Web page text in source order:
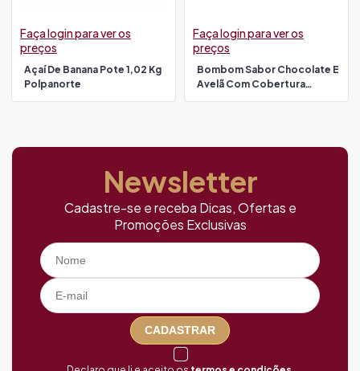
Açaí De Banana Pote 1,02 Kg
Polpanorte
Faça login para ver os
preços
Bombom Sabor Chocolate E
Avelã Com Cobertura
Faça login para ver os
preços
Newsletter
Cadastre-se e receba Dicas, Ofertas e
Promoções Exclusivas
CADASTRAR